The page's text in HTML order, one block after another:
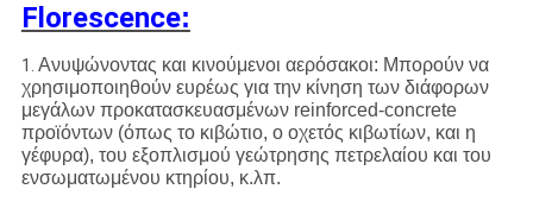
Florescence:
1. Ανυψώνοντας και κινούμενοι αερόσακοι: Μπορούν να
χρησιμοποιηθούν ευρέως για την κίνηση των διάφορων
μεγάλων προκατασκευασμένων reinforced-concrete
προϊόντων (όπως το κιβώτιο, ο οχετός κιβωτίων, και η
γέφυρα), του εξοπλισμού γεώτρησης πετρελαίου και του
ενσωματωμένου κτηρίου, κ.λπ.